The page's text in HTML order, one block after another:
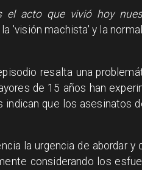
el acto que vivió hoy
la 'visión machista' y la
resalta una
de 15 años han
indican que los asesinatos
la urgencia de abordar
considerando los